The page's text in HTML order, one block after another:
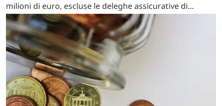
milioni di euro, escluse le deleghe assicurative di...